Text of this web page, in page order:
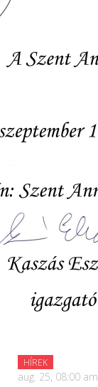
HÍREK
aug. 25, 08:00 am